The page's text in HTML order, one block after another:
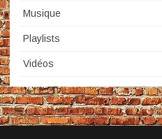
Musique
Playlists
Vidéos